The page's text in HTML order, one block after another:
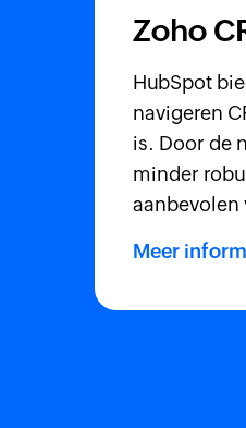
Zoho
HubSpot
navigeren
is. Door de
minder
aanbevolen
Meer